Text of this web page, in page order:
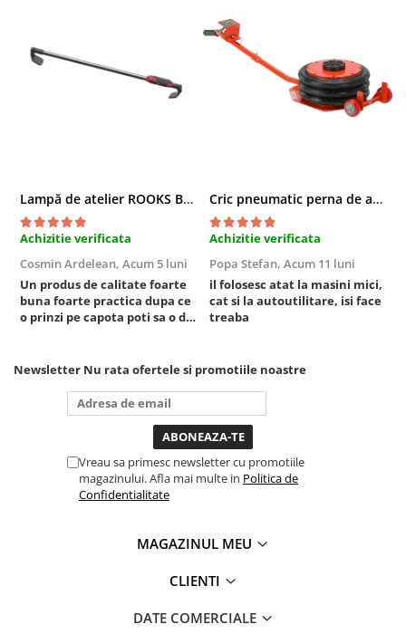
Slefuitoare Pneumatice
Sistem directie
Sistem franare
Sisteme de ridicare si sustinere
Capre Auto
Cricuri Hidraulice
Truse de surubelnite
Masini de dejantat roti
Masini de echilibrat roti
Piese de schimb
Truse de scule si accesorii
Lampă de atelier ROOKS B2 HYBRID pentru capotă, 2000 lumeni, 5000 mAh
Achizitie verificata
Cosmin Ardelean, Acum 5 luni
Un produs de calitate foarte
buna foarte practica dupa ce
o prinzi pe capota poti sa o dai
puternica si de la baterie care
tine destul de mult dar daca o
bagi la priza nu mai ai treaba
toata ziua ,ce...
Cric pneumatic perna de aer cu inaltator 6T
Achizitie verificata
Popa Stefan, Acum 11 luni
il folosesc atat la masini mici,
cat si la autoutilitare, isi face
treaba
Newsletter Nu rata ofertele si promotiile noastre
Vreau sa primesc newsletter cu promotiile
magazinului. Afla mai multe in Politica de
Confidentialitate
MAGAZINUL MEU
CLIENTI
DATE COMERCIALE